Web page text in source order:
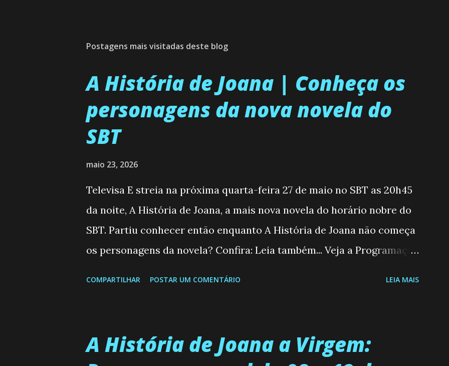
Postagens mais visitadas deste blog
A História de Joana | Conheça os
personagens da nova novela do
SBT
maio 23, 2026
Televisa E streia na próxima quarta-feira 27 de maio no SBT as 20h45
da noite, A História de Joana, a mais nova novela do horário nobre do
SBT. Partiu conhecer então enquanto A História de Joana não começa
os personagens da novela? Confira: Leia também... Veja a Programação
homem que realmente ama, o que não é fácil, já que dedica todas as
COMPARTILHAR POSTAR UM COMENTÁRIO LEIA MAIS
A História de Joana a Virgem: